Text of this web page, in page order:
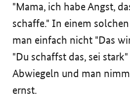
"Mama, ich habe Angst,
schaffe." In einem
man einfach nicht "Das
"Du schaffst das, sei
Abwiegeln und man
ernst.